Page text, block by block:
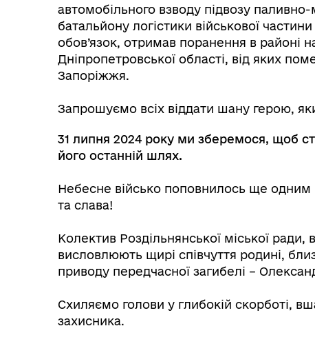
Колегіальні органи (ради,
робочі групи, комісії)
автомобільного взводу підвозу
батальйону логістики військової
обов’язок, отримав поранення в районі
Дніпропетровської області, від яких
Запоріжжя.
Запрошуємо всіх віддати шану герою,
31 липня 2024 року ми зберемося, щоб
його останній шлях.
Небесне військо поповнилось ще одним
та слава!
Колектив Роздільнянської міської
висловлюють щирі співчуття родині,
приводу передчасної загибелі –
Схиляємо голови у глибокій скорботі,
захисника.